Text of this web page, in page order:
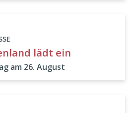
lädt ein
am 26. August